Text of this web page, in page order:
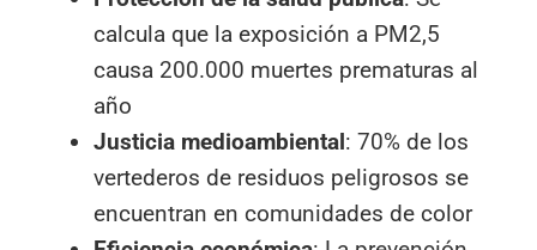
calcula que la exposición a PM2,5
causa 200.000 muertes prematuras al
año
Justicia medioambiental: 70% de los
vertederos de residuos peligrosos se
encuentran en comunidades de color